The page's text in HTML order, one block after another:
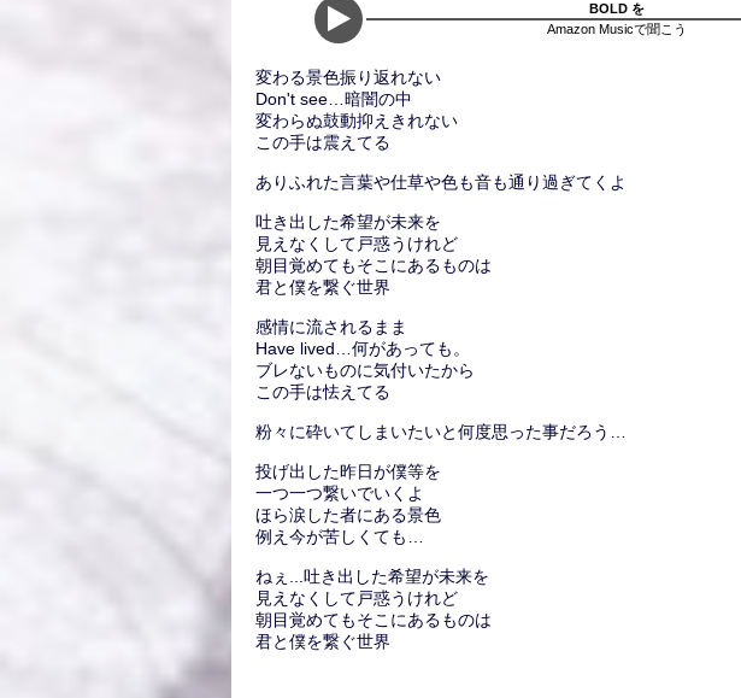
BOLD を
Amazon Musicで聞こう
変わる景色振り返れない
Don't see…暗闇の中
変わらぬ鼓動抑えきれない
この手は震えてる
ありふれた言葉や仕草や色も音も通り過ぎてくよ
吐き出した希望が未来を
見えなくして戸惑うけれど
朝目覚めてもそこにあるものは
君と僕を繋ぐ世界
感情に流されるまま
Have lived…何があっても。
ブレないものに気付いたから
この手は怯えてる
粉々に砕いてしまいたいと何度思った事だろう…
投げ出した昨日が僕等を
一つ一つ繋いでいくよ
ほら涙した者にある景色
例え今が苦しくても…
ねぇ...吐き出した希望が未来を
見えなくして戸惑うけれど
朝目覚めてもそこにあるものは
君と僕を繋ぐ世界